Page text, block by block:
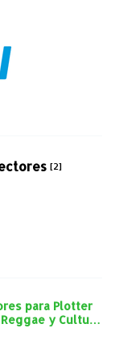
[2]
para Plotter
y Cultura